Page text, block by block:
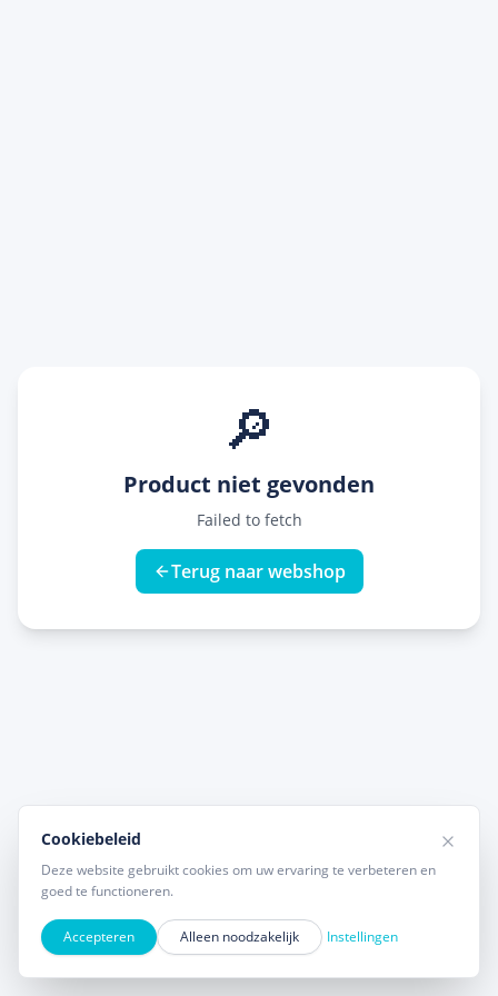
🔎
Product niet gevonden
Failed to fetch
Terug naar webshop
Cookiebeleid
Deze website gebruikt cookies om uw ervaring te verbeteren en
goed te functioneren.
Accepteren Alleen noodzakelijk Instellingen